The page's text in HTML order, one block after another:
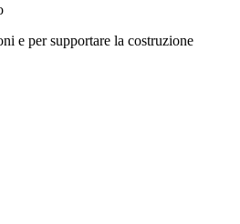
e per supportare la costruzione